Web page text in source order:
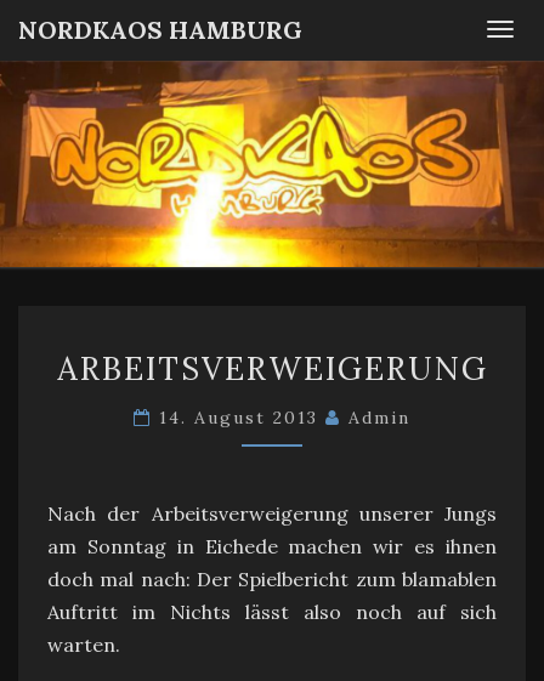
NORDKAOS HAMBURG
Fanszene
SC
Victoria
Hamburg
ARBEITSVERWEIGERUNG
14. August 2013 Admin
Nach der Arbeitsverweigerung unserer Jungs
am Sonntag in Eichede machen wir es ihnen
doch mal nach: Der Spielbericht zum blamablen
Auftritt im Nichts lässt also noch auf sich
warten.